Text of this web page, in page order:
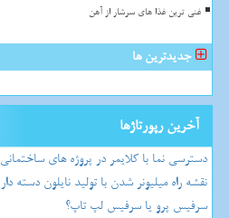
غنی ترین غذا های سرشار از آهن
جدیدترین ها
آخرین رپورتاژها
دسترسی نما با کلایمر در پروژه های ساختمانی
نقشه راه میلیونر شدن با تولید نایلون دسته دار
سرفیس پرو یا سرفیس لپ تاپ؟